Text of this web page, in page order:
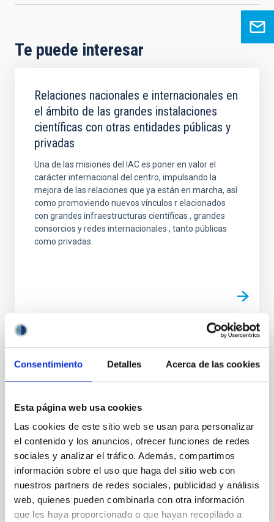
Consentimiento Detalles Acerca de las cookies
Esta página web usa cookies
Las cookies de este sitio web se usan para personalizar
el contenido y los anuncios, ofrecer funciones de redes
sociales y analizar el tráfico. Además, compartimos
información sobre el uso que haga del sitio web con
nuestros partners de redes sociales, publicidad y análisis
web, quienes pueden combinarla con otra información
que les haya proporcionado o que hayan recopilado a
Te puede interesar
Relaciones nacionales e internacionales en
el ámbito de las grandes instalaciones
científicas con otras entidades públicas y
privadas
Una de las misiones del IAC es poner en valor el
carácter internacional del centro, impulsando la
mejora de las relaciones que ya están en marcha, así
como promoviendo nuevos vínculos r elacionados
con grandes infraestructuras científicas , grandes
consorcios y redes internacionales , tanto públicas
como privadas.
Valorización de tecnología e impulso de
sinergias con el entorno productivo
centro. La transferencia de conocimiento para el
desarrollo de procesos y nuevas tecnologías debe
llevarse a cabo a través de la identificación de
potenciales productos o servicios que puedan
satisfacer demandas del entorno productivo.